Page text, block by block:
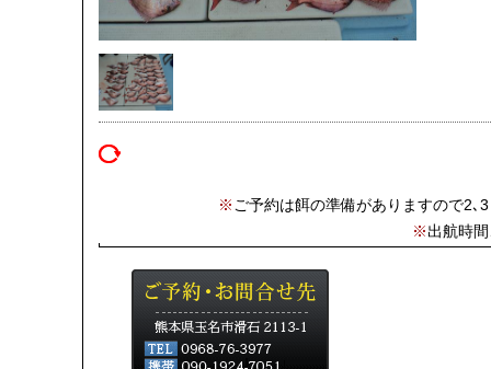
※ ご予約は餌の準備がありますので2､
※出航時